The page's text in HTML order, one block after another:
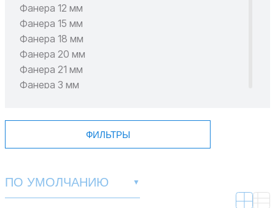
Фанера 12 мм
Фанера 15 мм
Фанера 18 мм
Фанера 20 мм
Фанера 21 мм
Фанера 3 мм
Фанера 9 мм
Все категории
ФИЛЬТРЫ
ПО УМОЛЧАНИЮ ▼